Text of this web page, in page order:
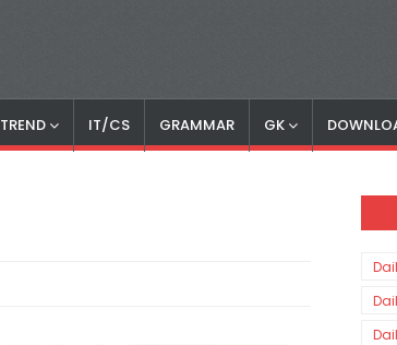
TREND IT/CS GRAMMAR GK